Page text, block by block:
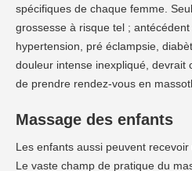
spécifiques de chaque femme.
grossesse à risque tel ;
hypertension, pré éclampsie,
douleur intense inexpliqué, devrait
de prendre rendez-vous en
Massage des enfants
Les enfants aussi peuvent
Le vaste champ de pratique du